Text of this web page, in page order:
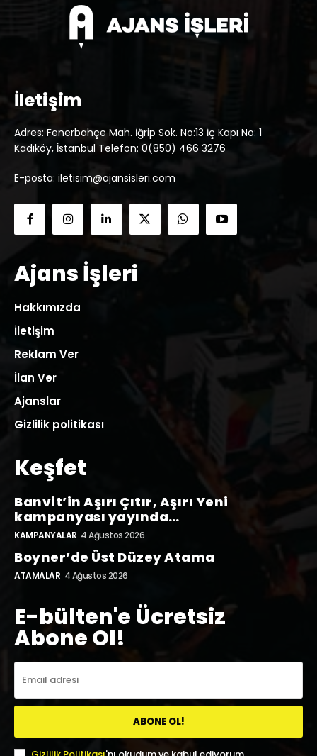
İletişim
Adres: Fenerbahçe Mah. İğrip Sok. No:13 İç Kapı No: 1
Kadıköy, İstanbul Telefon: 0(850) 466 3276
E-posta: iletisim@ajansisleri.com
Ajans İşleri
Hakkımızda
İletişim
Reklam Ver
İlan Ver
Ajanslar
Gizlilik politikası
Keşfet
Banvit’in Aşırı Çıtır, Aşırı Yeni
kampanyası yayında…
KAMPANYALAR 4 Ağustos 2026
Boyner’de Üst Düzey Atama
ATAMALAR 4 Ağustos 2026
E-bülten'e Ücretsiz
Abone Ol!
ABONE OL!